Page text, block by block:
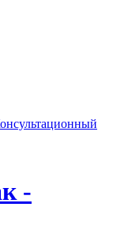
-